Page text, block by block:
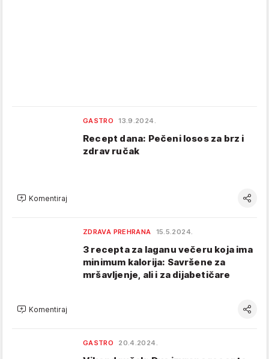
GASTRO 13.9.2024.
Recept dana: Pečeni losos za brz i
zdrav ručak
Komentiraj
ZDRAVA PREHRANA 15.5.2024.
3 recepta za laganu večeru koja ima
minimum kalorija: Savršene za
mršavljenje, ali i za dijabetičare
Komentiraj
GASTRO 20.4.2024.